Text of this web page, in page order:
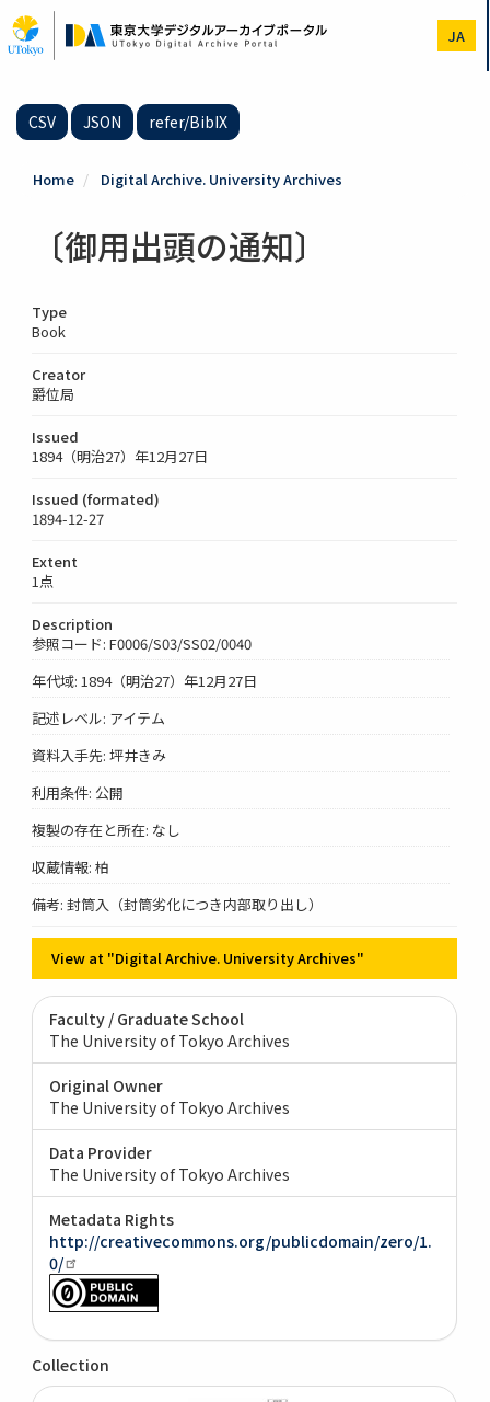
to
main
JA
CSV JSON refer/BibIX
Home Digital Archive. University Archives
〔御用出頭の通知〕
Type
Book
Creator
爵位局
Issued
1894（明治27）年12月27日
Issued (formated)
1894-12-27
Extent
1点
Description
参照コード: F0006/S03/SS02/0040
年代域: 1894（明治27）年12月27日
記述レベル: アイテム
資料入手先: 坪井きみ
利用条件: 公開
複製の存在と所在: なし
収蔵情報: 柏
備考: 封筒入（封筒劣化につき内部取り出し）
View at "Digital Archive. University Archives"
Faculty / Graduate School
The University of Tokyo Archives
Original Owner
The University of Tokyo Archives
Data Provider
The University of Tokyo Archives
Metadata Rights
http://creativecommons.org/publicdomain/zero/1.
0/
Collection